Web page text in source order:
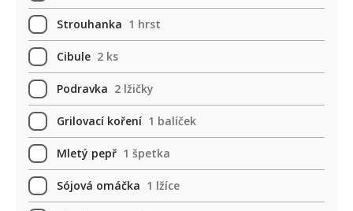
Strouhanka 1 hrst
Cibule 2 ks
Podravka 2 lžičky
Grilovací koření 1 balíček
Mletý pepř 1 špetka
Sójová omáčka 1 lžíce